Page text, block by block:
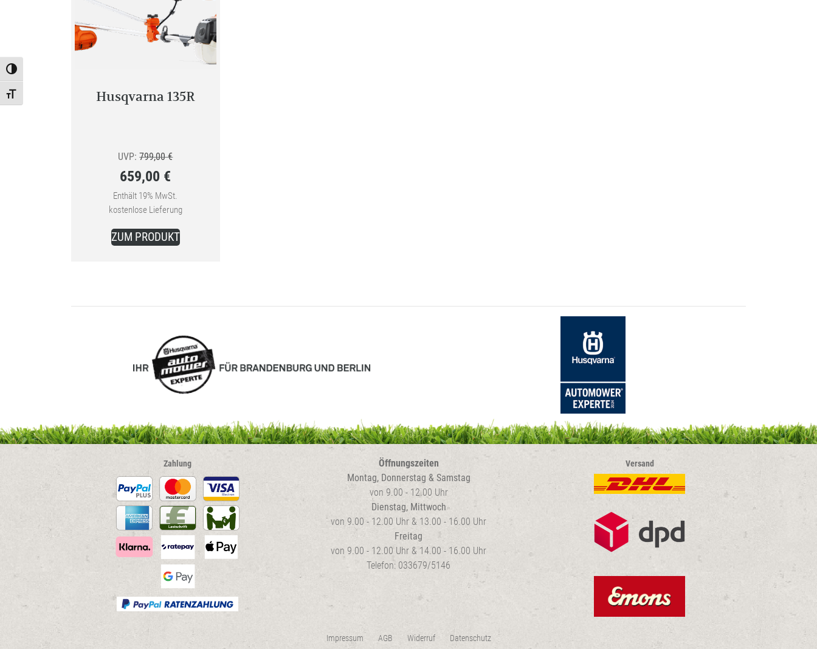
Toggle High Contrast
Toggle Font size Husqvarna 135R
UVP: 799,00€Ursprünglicher
war:
799,00 €
659,00 €
Aktueller
Preis
ist:
Enthält 19% MwSt.
kostenlose Lieferung
ZUM PRODUKT
Zahlung
Öffnungszeiten
Montag, Donnerstag & Samstag
von 9.00 - 12.00 Uhr
Dienstag, Mittwoch
von 9.00 - 12.00 Uhr & 13.00 - 16.00 Uhr
Freitag
von 9.00 - 12.00 Uhr & 14.00 - 16.00 Uhr
Telefon: 033679/5146
Versand
Impressum AGB Widerruf Datenschutz